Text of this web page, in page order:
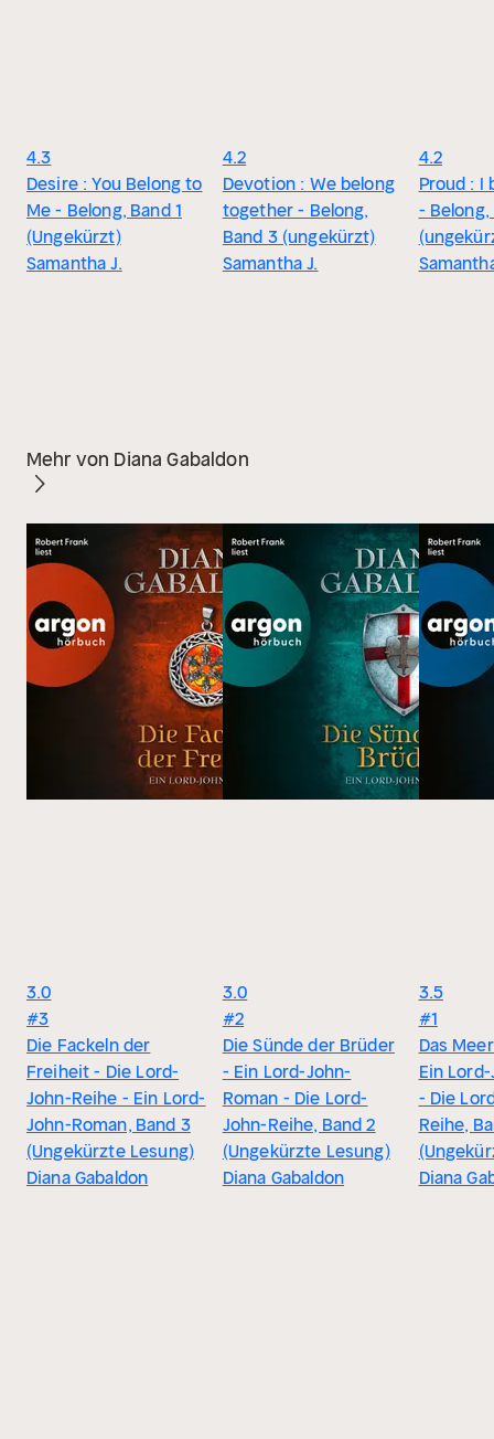
4.3
Desire : You Belong to
Me - Belong, Band 1
(Ungekürzt)
Samantha J.
4.2
Devotion : We belong
together - Belong,
Band 3 (ungekürzt)
Samantha J.
4.2
Proud : I
- Belong,
Mehr von Diana Gabaldon
3.0
#3
Die Fackeln der
Freiheit - Die Lord-
John-Reihe - Ein Lord-
John-Roman, Band 3
(Ungekürzte Lesung)
Diana Gabaldon
3.0
#2
Die Sünde der Brüder
- Ein Lord-John-
Roman - Die Lord-
John-Reihe, Band 2
(Ungekürzte Lesung)
Diana Gabaldon
3.5
#1
Das
Ein
- Die
Reihe,
Diana